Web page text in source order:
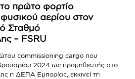
πρώτο φορτίο
αερίου στον
Σταθμό
– FSRU
commissioning cargo που
2024 ως προμηθευτής στο
η ΔΕΠΑ Εμπορίας, εκκινεί τη